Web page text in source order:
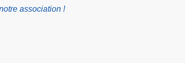
association !